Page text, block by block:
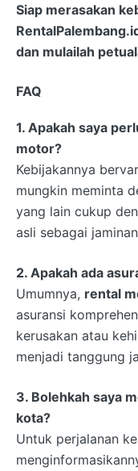
Siap merasakan
dan mulailah
FAQ
1. Apakah saya
motor?
Kebijakannya
mungkin meminta
yang lain cukup
asli sebagai
2. Apakah ada
Umumnya, rental
asuransi
kerusakan atau
menjadi tanggung
3. Bolehkah saya
kota?
Untuk perjalanan